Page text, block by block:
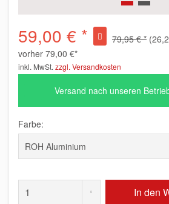
59,00 € * 79,95 € *
vorher 79,00 €*
inkl. MwSt. zzgl. Versandkosten
Versand nach unseren
Farbe:
In den